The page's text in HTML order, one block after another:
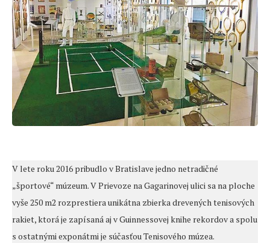
V lete roku 2016 pribudlo v Bratislave jedno netradičné
„športové“ múzeum. V Prievoze na Gagarinovej ulici sa na ploche
vyše 250 m2 rozprestiera unikátna zbierka drevených tenisových
rakiet, ktorá je zapísaná aj v Guinnessovej knihe rekordov a spolu
s ostatnými exponátmi je súčasťou Tenisového múzea.